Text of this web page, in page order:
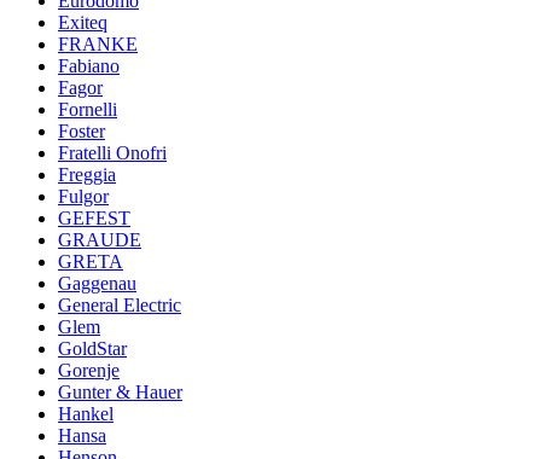
Exiteq
FRANKE
Fabiano
Fagor
Fornelli
Foster
Fratelli Onofri
Freggia
Fulgor
GEFEST
GRAUDE
GRETA
Gaggenau
General Electric
Glem
GoldStar
Gorenje
Gunter & Hauer
Hankel
Hansa